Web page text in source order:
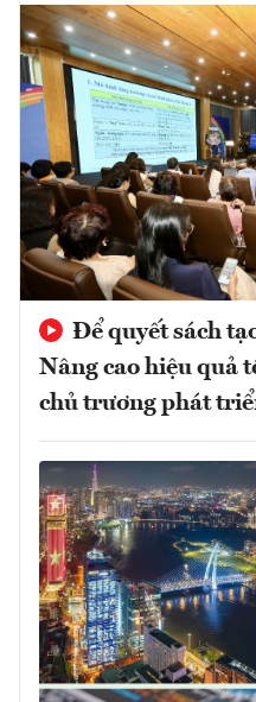
Để quyết sách
Nâng cao hiệu quả
chủ trương phát